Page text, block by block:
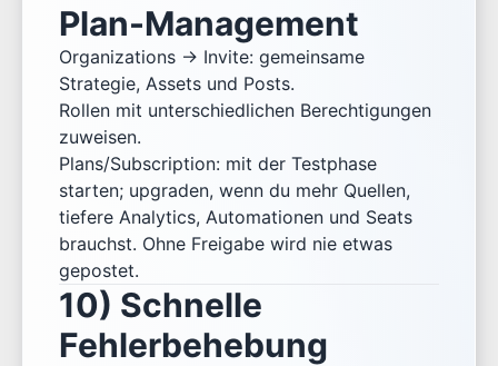
Plan-Management
Organizations → Invite: gemeinsame
Strategie, Assets und Posts.
Rollen mit unterschiedlichen Berechtigungen
zuweisen.
Plans/Subscription: mit der Testphase
starten; upgraden, wenn du mehr Quellen,
tiefere Analytics, Automationen und Seats
brauchst. Ohne Freigabe wird nie etwas
gepostet.
10) Schnelle
Fehlerbehebung